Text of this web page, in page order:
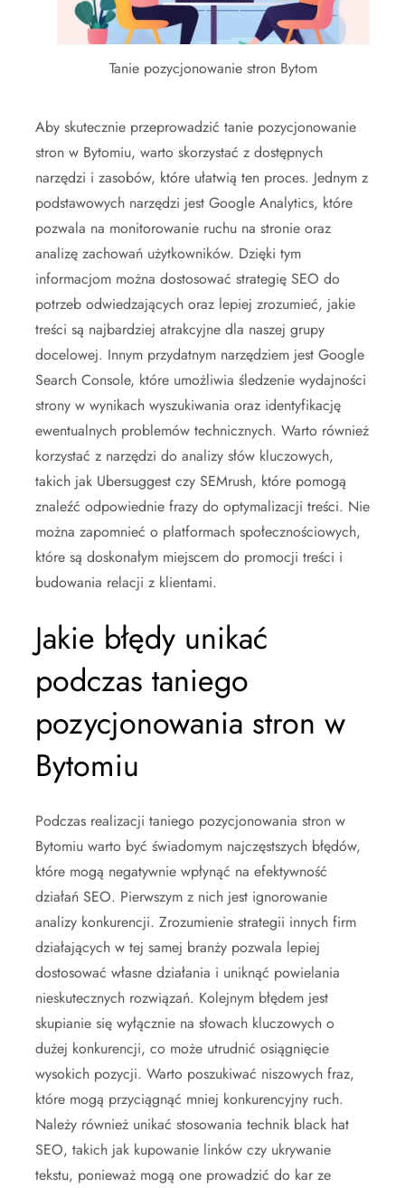
Tanie pozycjonowanie stron Bytom
Aby skutecznie przeprowadzić tanie pozycjonowanie
stron w Bytomiu, warto skorzystać z dostępnych
narzędzi i zasobów, które ułatwią ten proces. Jednym z
podstawowych narzędzi jest Google Analytics, które
pozwala na monitorowanie ruchu na stronie oraz
analizę zachowań użytkowników. Dzięki tym
informacjom można dostosować strategię SEO do
potrzeb odwiedzających oraz lepiej zrozumieć, jakie
treści są najbardziej atrakcyjne dla naszej grupy
docelowej. Innym przydatnym narzędziem jest Google
Search Console, które umożliwia śledzenie wydajności
strony w wynikach wyszukiwania oraz identyfikację
ewentualnych problemów technicznych. Warto również
korzystać z narzędzi do analizy słów kluczowych,
takich jak Ubersuggest czy SEMrush, które pomogą
znaleźć odpowiednie frazy do optymalizacji treści. Nie
można zapomnieć o platformach społecznościowych,
które są doskonałym miejscem do promocji treści i
budowania relacji z klientami.
Jakie błędy unikać
podczas taniego
pozycjonowania stron w
Bytomiu
Podczas realizacji taniego pozycjonowania stron w
Bytomiu warto być świadomym najczęstszych błędów,
które mogą negatywnie wpłynąć na efektywność
działań SEO. Pierwszym z nich jest ignorowanie
analizy konkurencji. Zrozumienie strategii innych firm
działających w tej samej branży pozwala lepiej
dostosować własne działania i uniknąć powielania
nieskutecznych rozwiązań. Kolejnym błędem jest
skupianie się wyłącznie na słowach kluczowych o
dużej konkurencji, co może utrudnić osiągnięcie
wysokich pozycji. Warto poszukiwać niszowych fraz,
które mogą przyciągnąć mniej konkurencyjny ruch.
Należy również unikać stosowania technik black hat
SEO, takich jak kupowanie linków czy ukrywanie
tekstu, ponieważ mogą one prowadzić do kar ze